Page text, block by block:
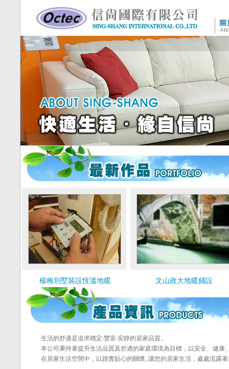
楊梅別墅裝設恆溫地暖 文山政大地暖鋪設
生活的舒適是追求穩定‧豐富‧安靜的居家品質。
本公司秉持著提升生活品質及舒適的家庭環境為目標，以安全、健康
在居家生活空間中，以踏實貼心的關懷, 讓您的居家生活，處處流露